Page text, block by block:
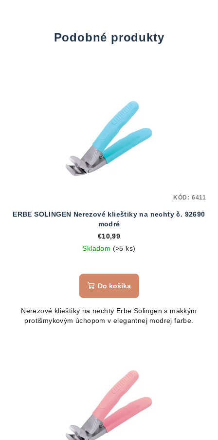
Podobné produkty
ERBE SOLINGEN Nerezové klieštiky na nechty č. 92690
modré
€10,99
Skladom (>5 ks)
Do košíka
Nerezové klieštiky na nechty Erbe Solingen s mäkkým
protišmykovým úchopom v elegantnej modrej farbe.
KÓD: 6411